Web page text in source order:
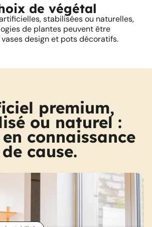
de végétal
stabilisées ou naturelles,
de plantes peuvent être
design et pots décoratifs.
premium,
ou naturel :
connaissance
de cause.